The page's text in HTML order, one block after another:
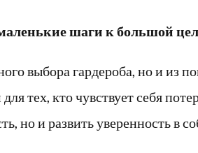
шаги к большой
выбора гардероба, но и из
тех, кто чувствует себя
но и развить уверенность в